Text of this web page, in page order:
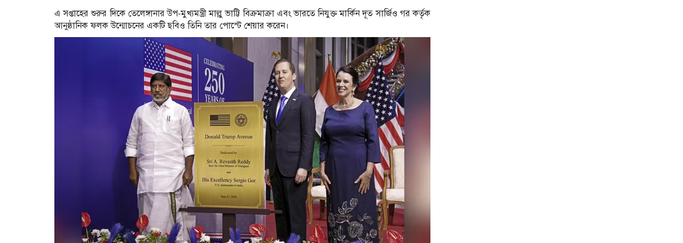
এ সপ্তাহের শুরুর দিকে তেলেঙ্গানার উপ-মুখ্যমন্ত্রী মাল্লু ভাট্টি বিক্রমাক্রা এবং ভারতে নিযুক্ত মার্কিন দূত সার্জিও গর কর্তৃক
আনুষ্ঠানিক ফলক উন্মোচনের একটি ছবিও তিনি তার পোস্টে শেয়ার করেন।